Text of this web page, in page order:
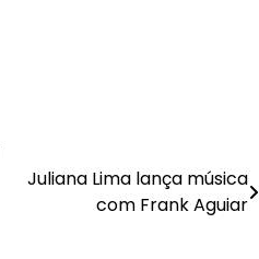
Juliana Lima lança música
com Frank Aguiar